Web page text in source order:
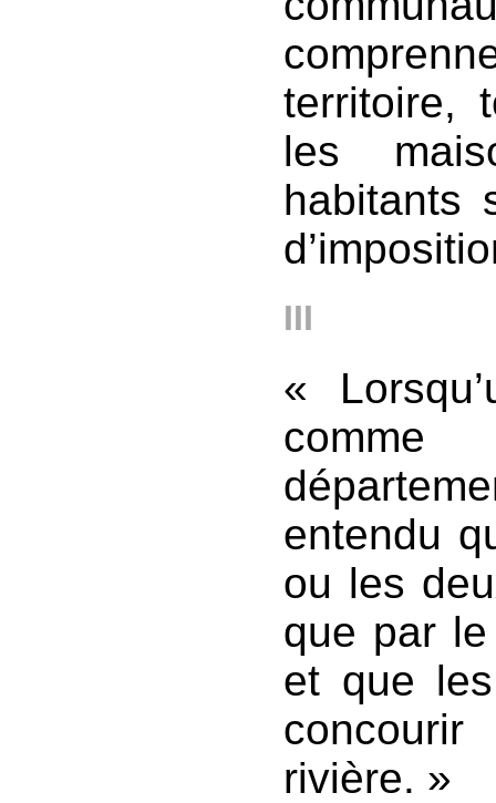
territoire,
les
habitants
III
«
entendu
ou les
que par
et que
rivière. »